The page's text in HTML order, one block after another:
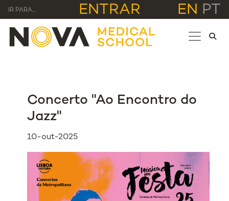
IR PARA... ENTRAR EN PT
Concerto "Ao Encontro do
Jazz"
10-out-2025